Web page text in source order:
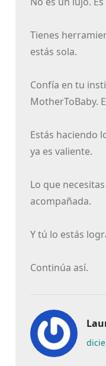
Tienes
estás sola.
Confía en tu
MotherToBaby.
Estás haciendo
ya es valiente.
Lo que
acompañada.
Y tú lo estás
Continúa así.